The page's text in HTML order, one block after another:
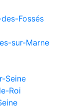
Fossés
sur-Marne
Seine
Roi